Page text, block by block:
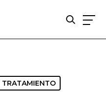
TRATAMIENTO